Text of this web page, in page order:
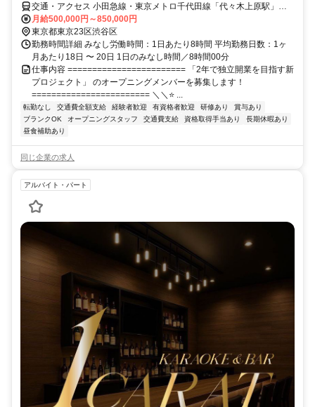
交通・アクセス 小田急線・東京メトロ千代田線「代々木上原駅」徒
歩7分、小田急線「東北沢駅」徒歩5分
月給500,000円～850,000円
東京都東京23区渋谷区
勤務時間詳細 みなし労働時間：1日あたり8時間 平均勤務日数：1ヶ
月あたり18日 〜 20日 1日のみなし時間／8時間00分
仕事内容 ======================== 「2年で独立開業を目指す新
プロジェクト」 のオープニングメンバーを募集します！
======================== ＼＼⭐ ...
転勤なし 交通費全額支給 経験者歓迎 有資格者歓迎 研修あり
賞与あり
ブランクOK
オープニングスタッフ 交通費支給 資格取得手当あり
長期休暇あり
昼食補助あり
同じ企業の求人
アルバイト・パート